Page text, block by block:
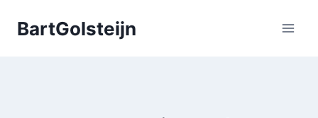
naarBartGolsteijn